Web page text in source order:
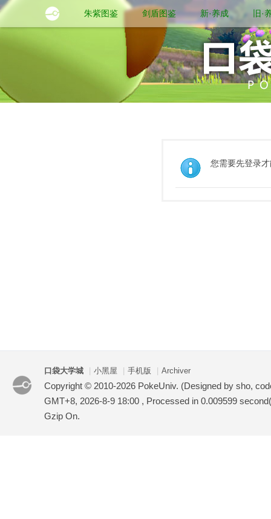
朱紫图鉴 剑盾图鉴 新·养成 旧·
您需要先登录
口袋大学城 小黑屋 手机版 Archiver
Copyright © 2010-2026 PokeUniv. (Designed by sho,
GMT+8, 2026-8-9 18:00 , Processed in 0.009599
Gzip On.